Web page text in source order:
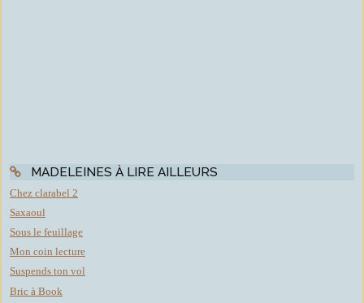
MADELEINES À LIRE AILLEURS
Chez clarabel 2
Saxaoul
Sous le feuillage
Mon coin lecture
Suspends ton vol
Bric à Book